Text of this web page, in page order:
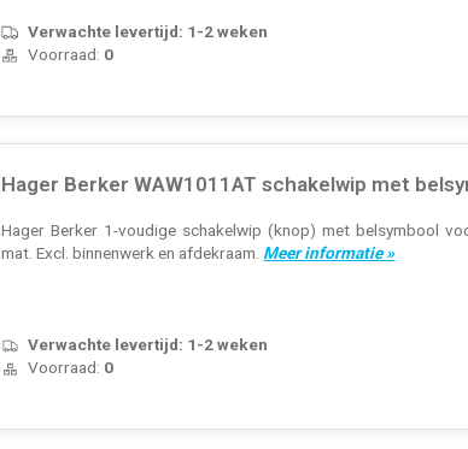
Verwachte levertijd: 1-2 weken
Voorraad: 0
Hager Berker WAW1011AT schakelwip met
Hager Berker 1-voudige schakelwip (knop) met belsymbool
mat. Excl. binnenwerk en afdekraam. Meer informatie »
Verwachte levertijd: 1-2 weken
Voorraad: 0